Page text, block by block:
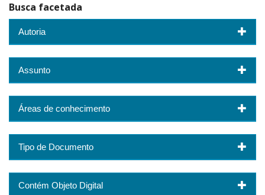
Busca facetada
Autoria
Assunto
Áreas de conhecimento
Tipo de Documento
Contém Objeto Digital